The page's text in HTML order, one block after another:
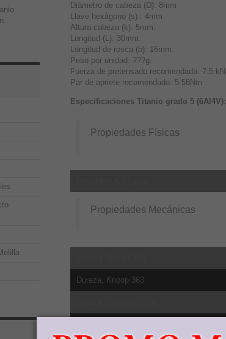
Diámetro de cabeza (D): 8mm
Llave hexágono (s) : 4mm
Altura cabeza (k): 5mm.
Longitud (L): 30mm.
Longitud de rosca (b): 16mm.
Peso por unidad: ???g.
Fuerza de pretensado recomendada: 7.5 kN
Par de apriete recomendado: 5.58Nm
Especificaciones Titanio grado 5 (6Al4V):
Propiedades Físicas
Propiedades Mecánicas
Dureza, Knoop 363